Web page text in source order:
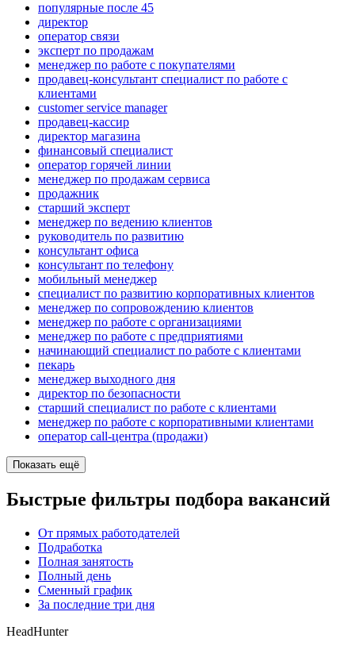
популярные после 45
директор
оператор связи
эксперт по продажам
менеджер по работе с покупателями
продавец-консультант специалист по работе с
клиентами
customer service manager
продавец-кассир
директор магазина
финансовый специалист
оператор горячей линии
менеджер по продажам сервиса
продажник
старший эксперт
менеджер по ведению клиентов
руководитель по развитию
консультант офиса
консультант по телефону
мобильный менеджер
специалист по развитию корпоративных клиентов
менеджер по сопровождению клиентов
менеджер по работе с организациями
менеджер по работе с предприятиями
начинающий специалист по работе с клиентами
пекарь
менеджер выходного дня
директор по безопасности
старший специалист по работе с клиентами
менеджер по работе с корпоративными клиентами
оператор call-центра (продажи)
Показать ещё
Быстрые фильтры подбора вакансий
От прямых работодателей
Подработка
Полная занятость
Полный день
Сменный график
За последние три дня
HeadHunter